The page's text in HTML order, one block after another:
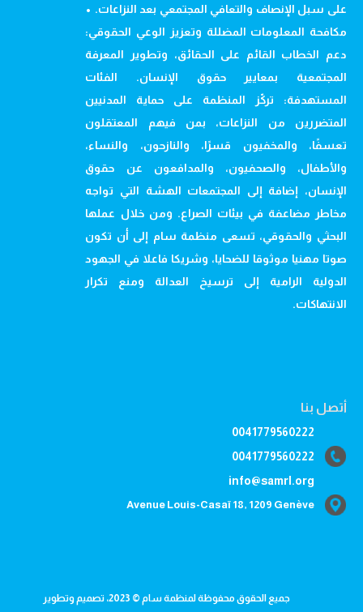
على سبل الإنصاف والتعافي المجتمعي بعد النزاعات. •
مكافحة المعلومات المضللة وتعزيز الوعي الحقوقي:
دعم الخطاب القائم على الحقائق، وتطوير المعرفة
المجتمعية بمعايير حقوق الإنسان. الفئات
المستهدفة: تركّز المنظمة على حماية المدنيين
المتضررين من النزاعات، بمن فيهم المعتقلون
تعسفًا، والمخفيون قسرًا، والنازحون، والنساء،
والأطفال، والصحفيون، والمدافعون عن حقوق
الإنسان، إضافة إلى المجتمعات الهشة التي تواجه
مخاطر مضاعفة في بيئات الصراع. ومن خلال عملها
البحثي والحقوقي، تسعى منظمة سام إلى أن تكون
صوتا مهنيا موثوقا للضحايا، وشريكا فاعلا في الجهود
الدولية الرامية إلى ترسيخ العدالة ومنع تكرار
الانتهاكات.
أتصل بنا
0041779560222
0041779560222
info@samrl.org
Avenue Louis-Casaï 18, 1209 Genève
جميع الحقوق محفوظة لمنظمة سام © 2023، تصميم وتطوير